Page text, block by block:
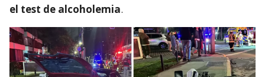
el test de alcoholemia.